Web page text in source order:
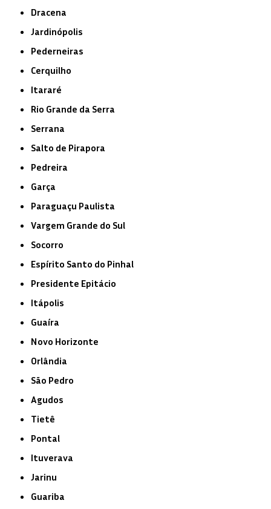
Dracena
Jardinópolis
Pederneiras
Cerquilho
Itararé
Rio Grande da Serra
Serrana
Salto de Pirapora
Pedreira
Garça
Paraguaçu Paulista
Vargem Grande do Sul
Socorro
Espírito Santo do Pinhal
Presidente Epitácio
Itápolis
Guaíra
Novo Horizonte
Orlândia
São Pedro
Agudos
Tietê
Pontal
Ituverava
Jarinu
Guariba